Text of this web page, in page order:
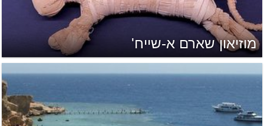
מוזיאון שארם א-שייח'